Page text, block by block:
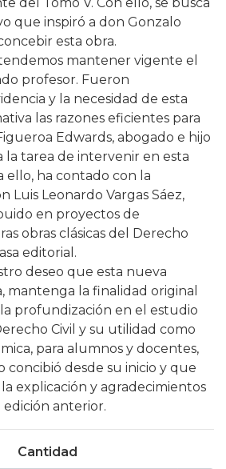
que inspiró a don Gonzalo
esta obra.
mantener vigente el
profesor. Fueron
y la necesidad de esta
las razones eficientes para
Edwards, abogado e hijo
la tarea de intervenir en esta
ello, ha contado con la
Luis Leonardo Vargas Sáez,
en proyectos de
obras clásicas del Derecho
editorial.
deseo que esta nueva
mantenga la finalidad original
la profundización en el estudio
Civil y su utilidad como
para alumnos y docentes,
desde su inicio y que
explicación y agradecimientos
anterior.
Cantidad